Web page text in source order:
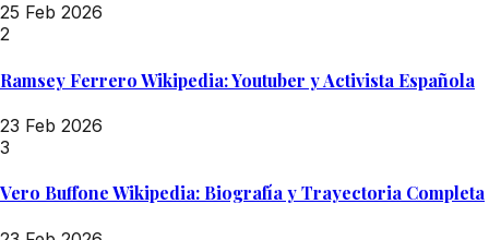
25 Feb 2026
2
Ramsey Ferrero Wikipedia: Youtuber y Activista Española
23 Feb 2026
3
Vero Buffone Wikipedia: Biografía y Trayectoria Completa